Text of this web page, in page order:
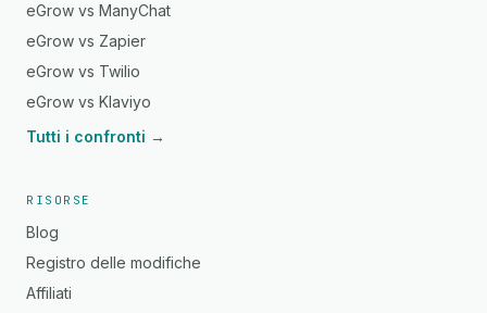
eGrow vs ManyChat
eGrow vs Zapier
eGrow vs Twilio
eGrow vs Klaviyo
Tutti i confronti →
RISORSE
Blog
Registro delle modifiche
Affiliati